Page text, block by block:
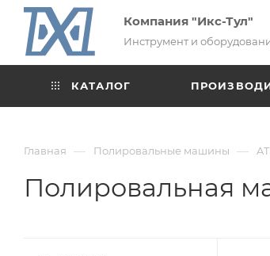
Компания "Икс-Тул"
Инструмент и
КАТАЛОГ
Главная — Полировальные машины —
Полировальная